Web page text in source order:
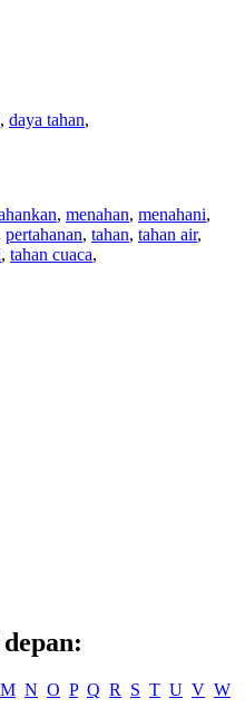
, daya tahan,
, menahan, menahani,
pertahanan, tahan, tahan air,
, tahan cuaca,
M N O P Q R S T U V W